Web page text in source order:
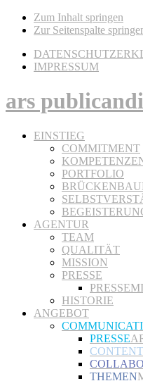
Zum Inhalt springen
Zur Seitenspalte
IMPRESSUM
ars
EINSTIEG
COMMITMENT
PORTFOLIO
AGENTUR
TEAM
QUALITÄT
MISSION
PRESSE
HISTORIE
ANGEBOT
PRESSE
CONTENT
THEMEN